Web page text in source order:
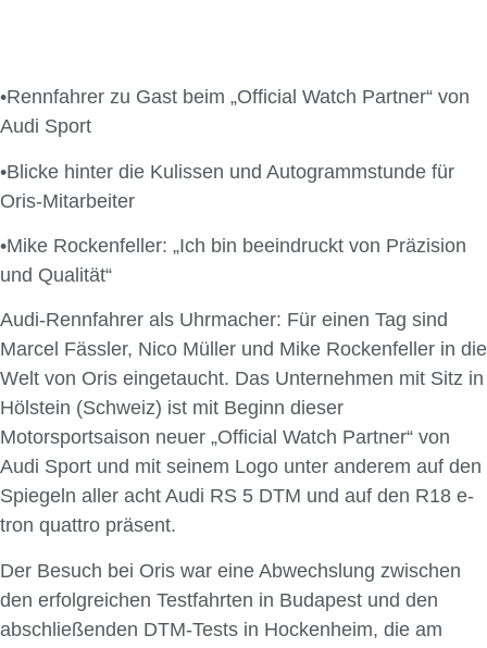
•Rennfahrer zu Gast beim „Official Watch Partner“ von
Audi Sport
•Blicke hinter die Kulissen und Autogrammstunde für
Oris-Mitarbeiter
•Mike Rockenfeller: „Ich bin beeindruckt von Präzision
und Qualität“
Audi-Rennfahrer als Uhrmacher: Für einen Tag sind
Marcel Fässler, Nico Müller und Mike Rockenfeller in die
Welt von Oris eingetaucht. Das Unternehmen mit Sitz in
Hölstein (Schweiz) ist mit Beginn dieser
Motorsportsaison neuer „Official Watch Partner“ von
Audi Sport und mit seinem Logo unter anderem auf den
Spiegeln aller acht Audi RS 5 DTM und auf den R18 e-
tron quattro präsent.
Der Besuch bei Oris war eine Abwechslung zwischen
den erfolgreichen Testfahrten in Budapest und den
abschließenden DTM-Tests in Hockenheim, die am